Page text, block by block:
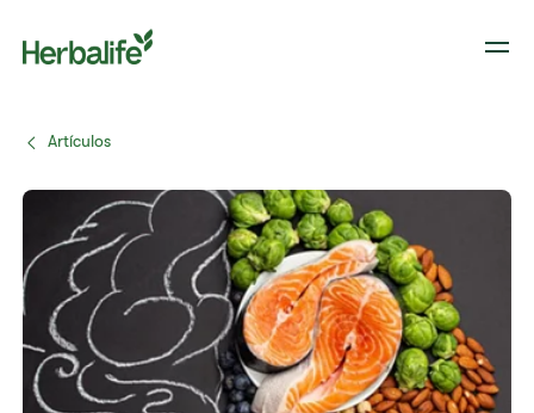
Artículos